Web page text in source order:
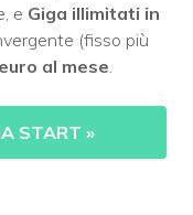
e Giga illimitati in
(fisso più
al mese.
START »